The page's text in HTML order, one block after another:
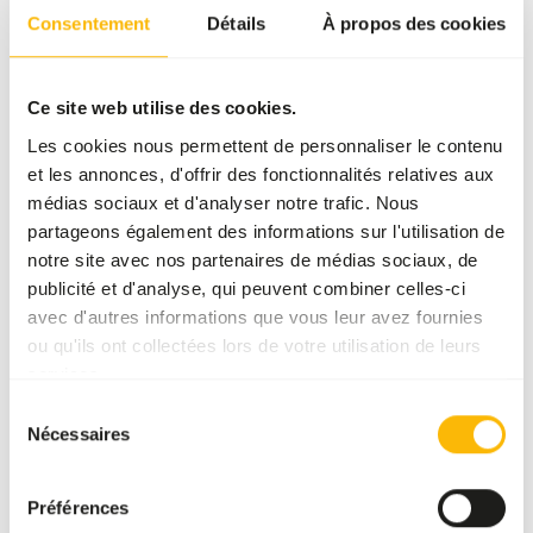
Consentement Détails À propos des cookies
Ce site web utilise des cookies.
Les cookies nous permettent de personnaliser le contenu
et les annonces, d'offrir des fonctionnalités relatives aux
médias sociaux et d'analyser notre trafic. Nous
partageons également des informations sur l'utilisation de
notre site avec nos partenaires de médias sociaux, de
publicité et d'analyse, qui peuvent combiner celles-ci
avec d'autres informations que vous leur avez fournies
ou qu'ils ont collectées lors de votre utilisation de leurs
Nécessaires
Préférences
g pot
WARNING:
DÉLAI DE LIVRAISON ESTIMÉ : MINIMUM 5 JOURS OUVRABLES
Plus d’informations
DK
Spirulina
DK003
WARNING
DÉLAI DE LIVRAISON ESTIMÉ : MINIMUM 5 JOURS OUVRABLES